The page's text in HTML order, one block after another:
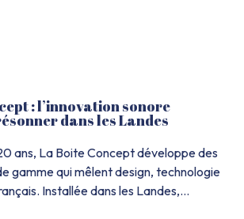
: l’innovation sonore
dans les Landes
ans, La Boite Concept développe des
gamme qui mêlent design, technologie
Installée dans les Landes,